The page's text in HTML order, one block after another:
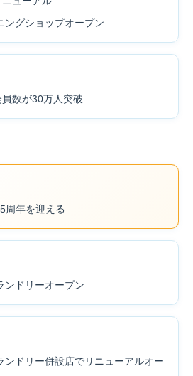
ングショップオープン
数が30万人突破
周年を迎える
ンドリーオープン
ンドリー併設店でリニューアルオー